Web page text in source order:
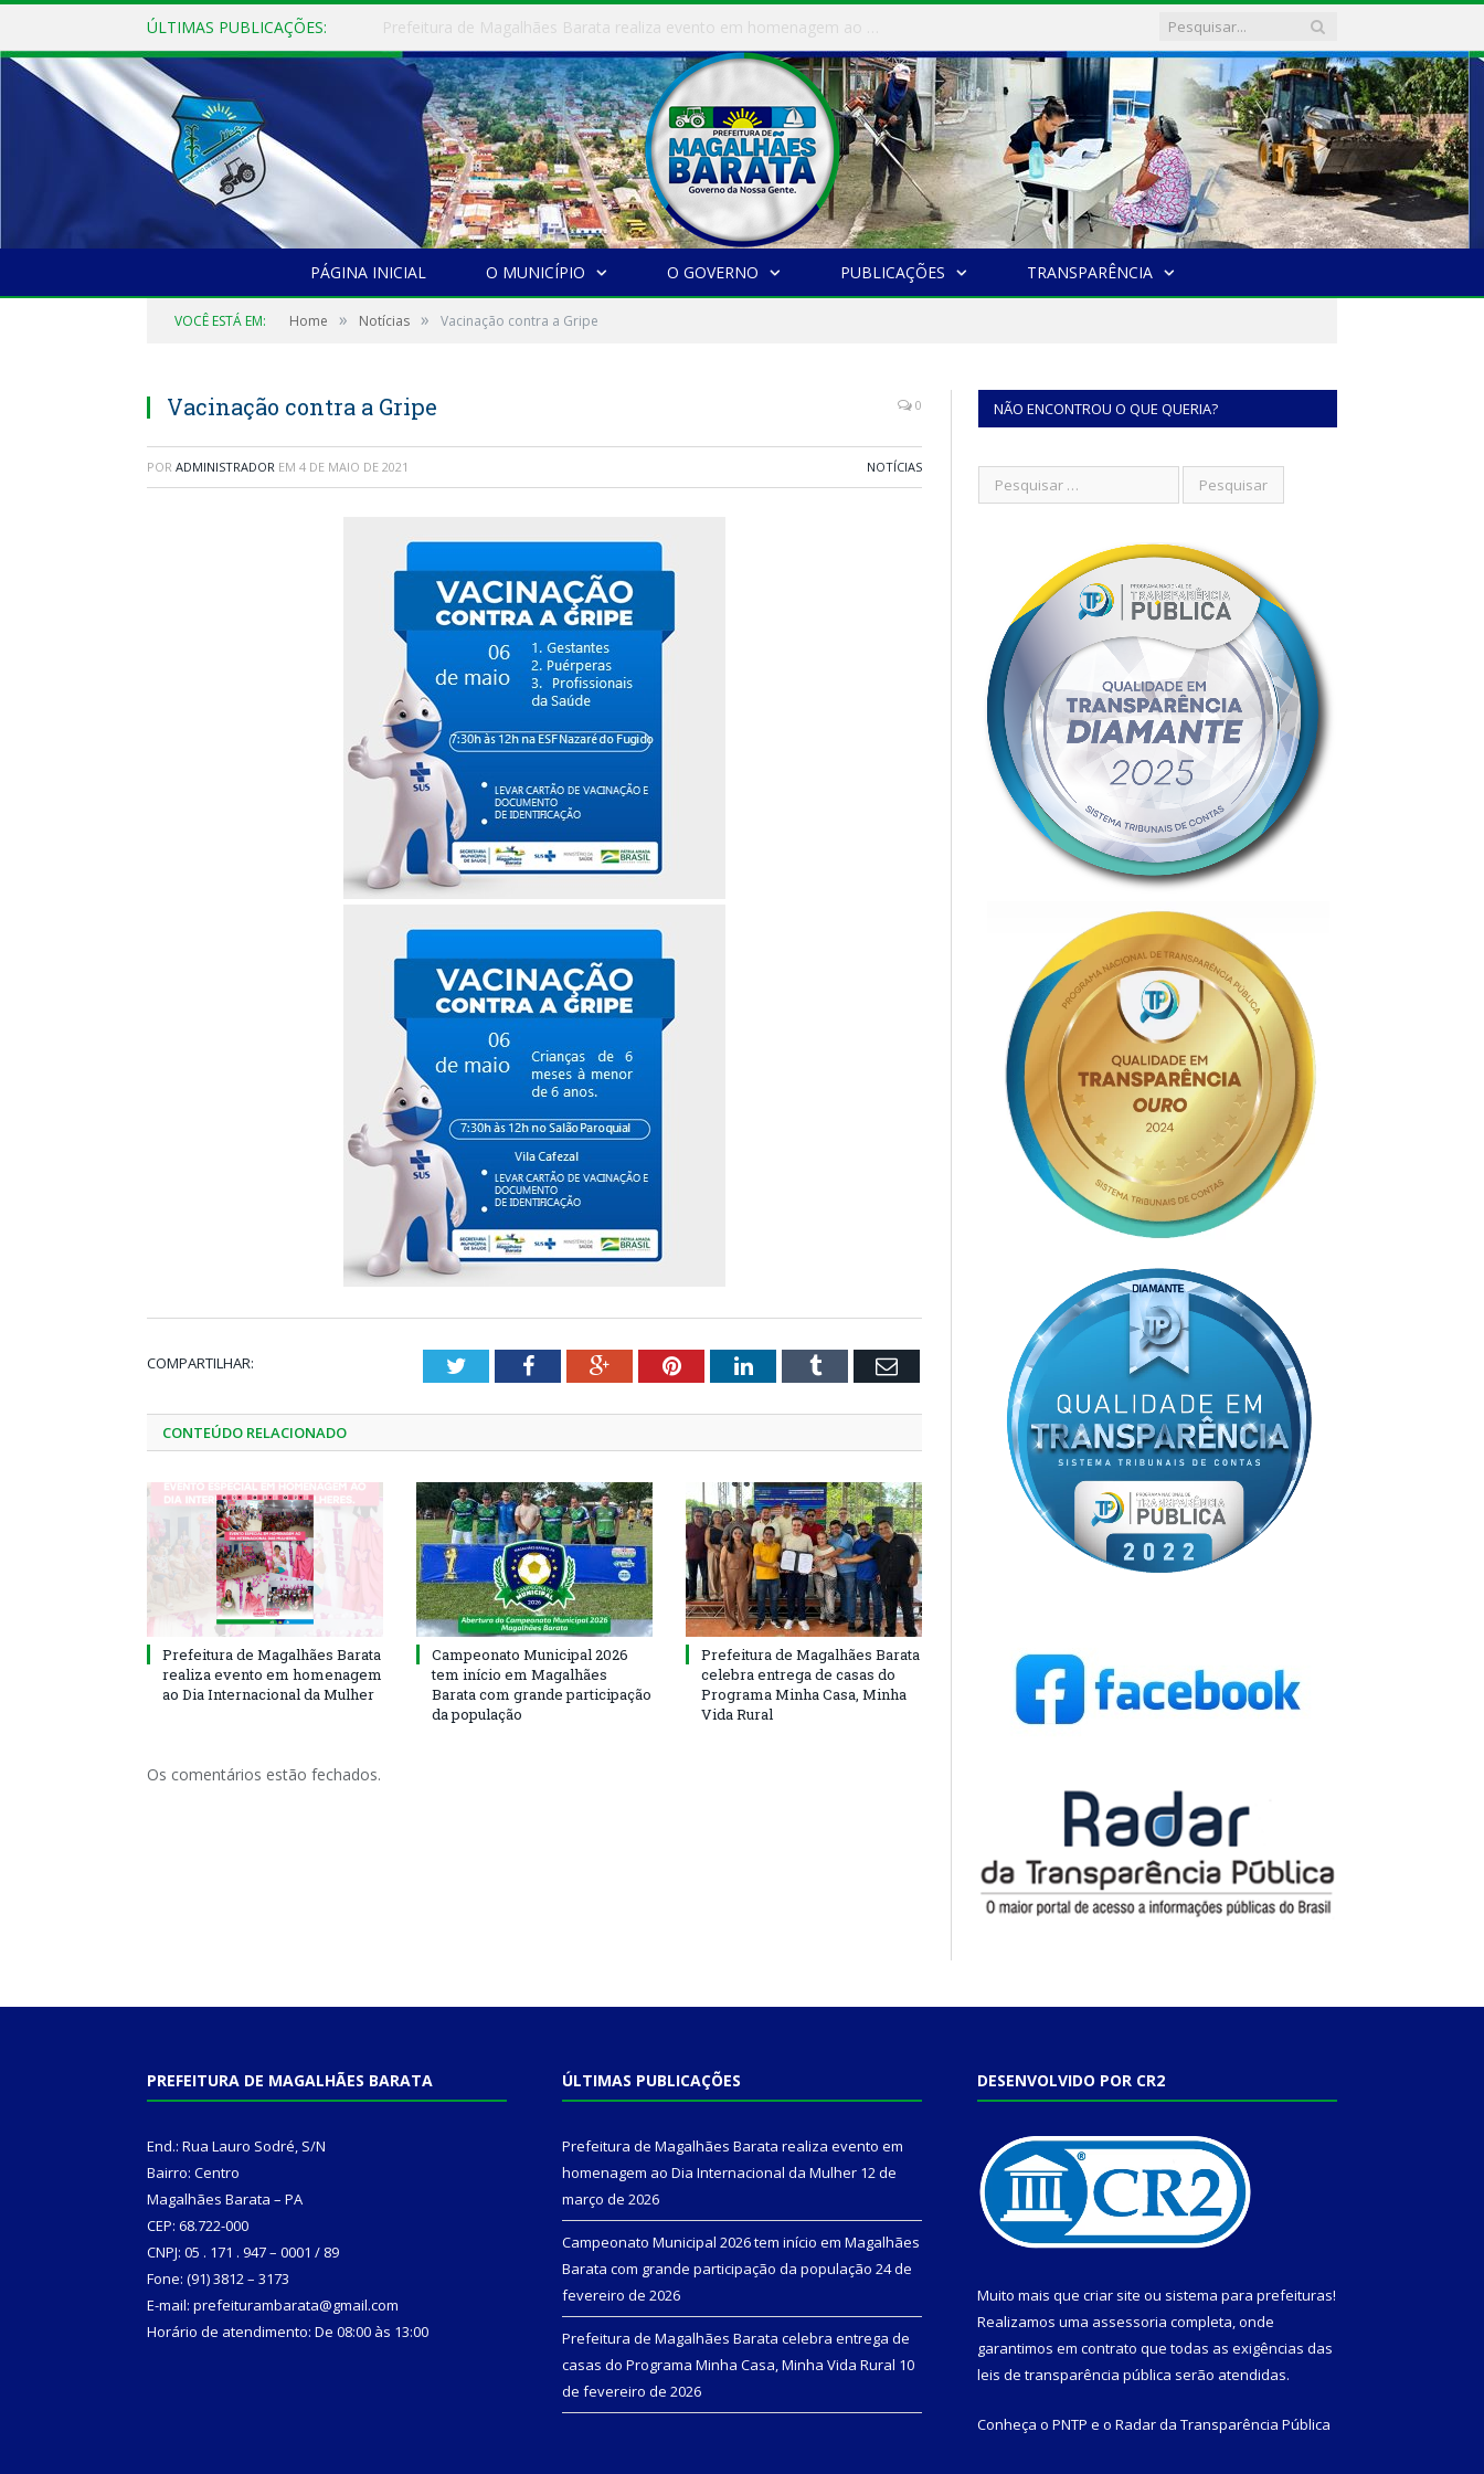
ÚLTIMAS PUBLICAÇÕES:
PÁGINA INICIAL O MUNICÍPIO O GOVERNO PUBLICAÇÕES TRANSPARÊNCIA
VOCÊ ESTÁ EM: Home » Notícias » Vacinação contra a Gripe
Vacinação contra a Gripe 0
POR ADMINISTRADOR EM 4 DE MAIO DE 2021 NOTÍCIAS
COMPARTILHAR: TwitterFacebookGoogle+PinterestLinkedInTumblr Email
CONTEÚDO RELACIONADO
Prefeitura de Magalhães Barata
realiza evento em homenagem
ao Dia Internacional da Mulher
Campeonato Municipal 2026
tem início em Magalhães
Barata com grande participação
da população
Prefeitura de Magalhães Barata
celebra entrega de casas do
Programa Minha Casa, Minha
Vida Rural
Os comentários estão fechados.
NÃO ENCONTROU O QUE QUERIA?
PREFEITURA DE MAGALHÃES BARATA
End.: Rua Lauro Sodré, S/N
Bairro: Centro
Magalhães Barata – PA
CEP: 68.722-000
CNPJ: 05 . 171 . 947 – 0001 / 89
Fone: (91) 3812 – 3173
E-mail: prefeiturambarata@gmail.com
Horário de atendimento: De 08:00 às 13:00
ÚLTIMAS PUBLICAÇÕES
Prefeitura de Magalhães Barata realiza evento em
homenagem ao Dia Internacional da Mulher 12 de
março de 2026
Campeonato Municipal 2026 tem início em Magalhães
Barata com grande participação da população 24 de
fevereiro de 2026
Prefeitura de Magalhães Barata celebra entrega de
casas do Programa Minha Casa, Minha Vida Rural 10
de fevereiro de 2026
DESENVOLVIDO POR CR2
Muito mais que criar site ou sistema para prefeituras!
Realizamos uma assessoria completa, onde
garantimos em contrato que todas as exigências das
leis de transparência pública serão atendidas.
Conheça o PNTP e o Radar da Transparência Pública